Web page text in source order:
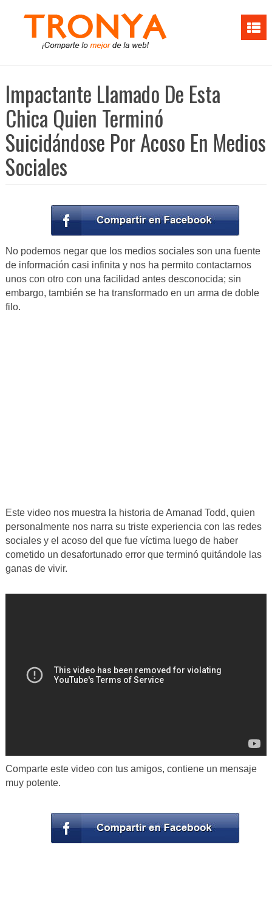
Impactante Llamado De Esta
Chica Quien Terminó
Suicidándose Por Acoso En Medios
Sociales
No podemos negar que los medios sociales son una fuente
de información casi infinita y nos ha permito contactarnos
unos con otro con una facilidad antes desconocida; sin
embargo, también se ha transformado en un arma de doble
filo.
Este video nos muestra la historia de Amanad Todd, quien
personalmente nos narra su triste experiencia con las redes
sociales y el acoso del que fue víctima luego de haber
cometido un desafortunado error que terminó quitándole las
ganas de vivir.
Comparte este video con tus amigos, contiene un mensaje
muy potente.